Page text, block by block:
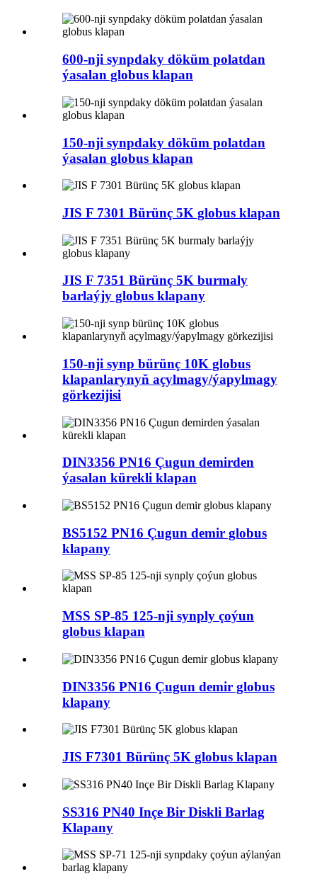
600-nji synpdaky döküm polatdan
ýasalan globus klapan
150-nji synpdaky döküm polatdan
ýasalan globus klapan
JIS F 7301 Bürünç 5K globus klapan
JIS F 7351 Bürünç 5K burmaly
barlaýjy globus klapany
150-nji synp bürünç 10K globus
klapanlarynyň açylmagy/ýapylmagy
görkezijisi
DIN3356 PN16 Çugun demirden
ýasalan kürekli klapan
BS5152 PN16 Çugun demir globus
klapany
MSS SP-85 125-nji synply çoýun
globus klapan
DIN3356 PN16 Çugun demir globus
klapany
JIS F7301 Bürünç 5K globus klapan
SS316 PN40 Inçe Bir Diskli Barlag
Klapany